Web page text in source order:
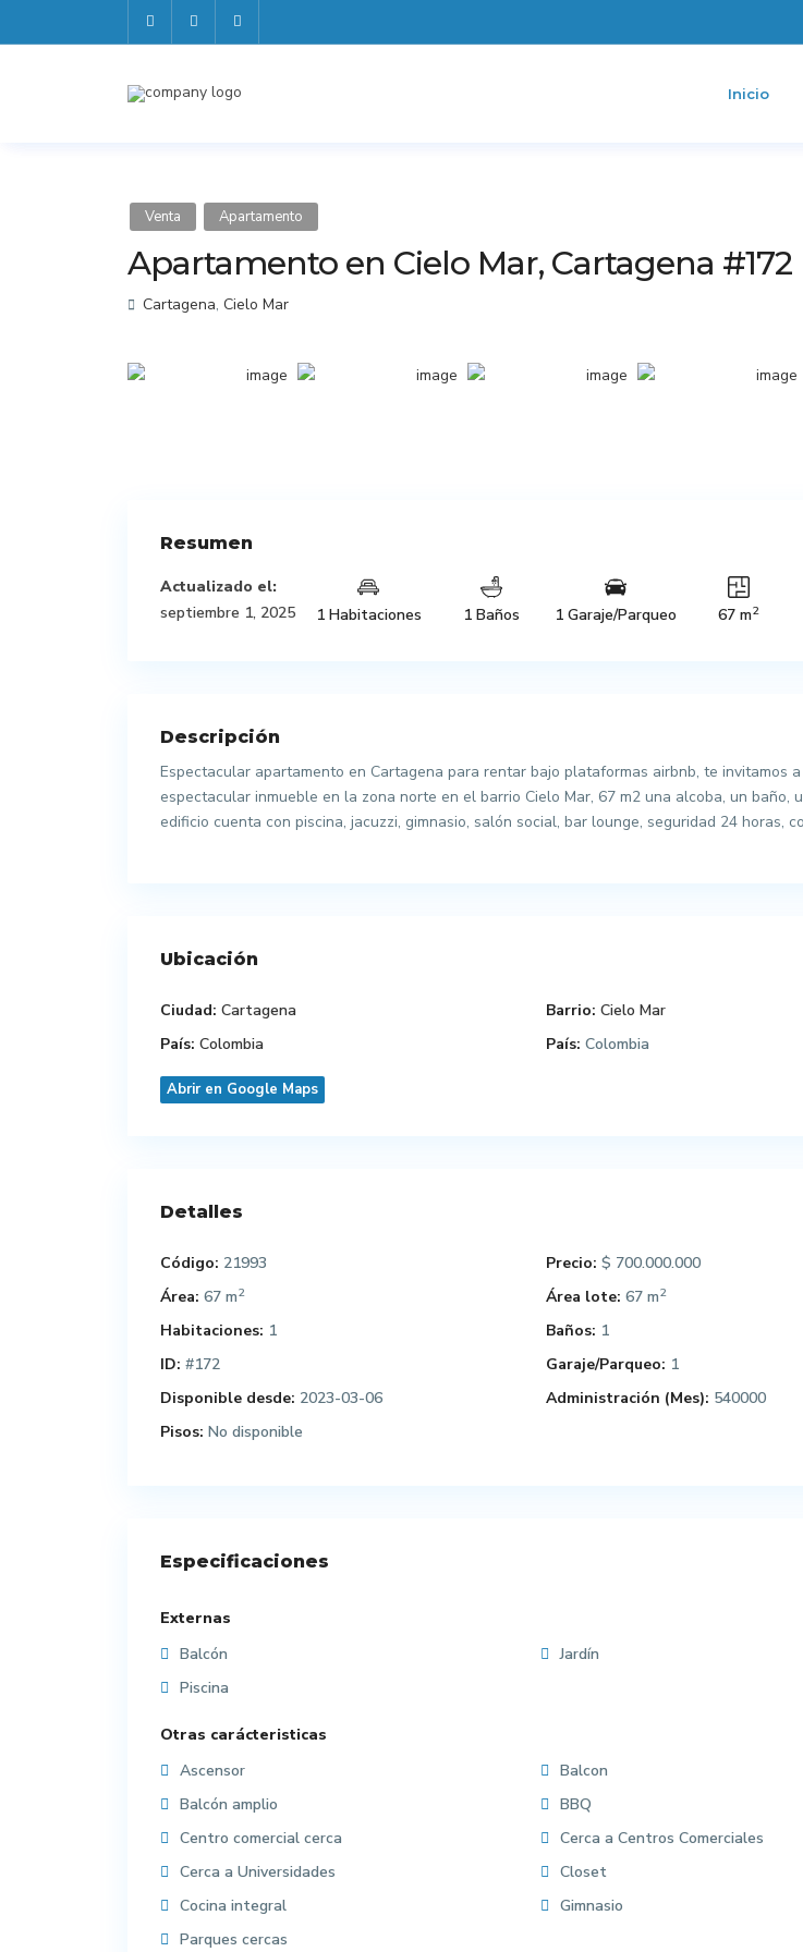
Inicio
Venta Apartamento
Apartamento en Cielo Mar, Cartagena #172
Cartagena, Cielo Mar
Resumen
Actualizado el:
septiembre 1, 2025
1 Habitaciones 1 Baños 1 Garaje/Parqueo 67 m2
Descripción
Espectacular apartamento en Cartagena para rentar bajo plataformas airbnb, te invitamos
espectacular inmueble en la zona norte en el barrio Cielo Mar, 67 m2 una alcoba, un baño,
edificio cuenta con piscina, jacuzzi, gimnasio, salón social, bar lounge, seguridad 24 horas,
Ubicación
Ciudad: Cartagena Barrio: Cielo Mar
País: Colombia País: Colombia
Abrir en Google Maps
Detalles
Código: 21993 Precio: $ 700.000.000
Área: 67 m2 Área lote: 67 m2
Habitaciones: 1 Baños: 1
ID: #172 Garaje/Parqueo: 1
Disponible desde: 2023-03-06 Administración (Mes): 540000
Pisos: No disponible
Especificaciones
Externas
Balcón
Jardín
Piscina
Otras carácteristicas
Ascensor
Balcon
Balcón amplio
BBQ
Centro comercial cerca
Cerca a Centros Comerciales
Cerca a Universidades
Closet
Cocina integral
Gimnasio
Parques cercas